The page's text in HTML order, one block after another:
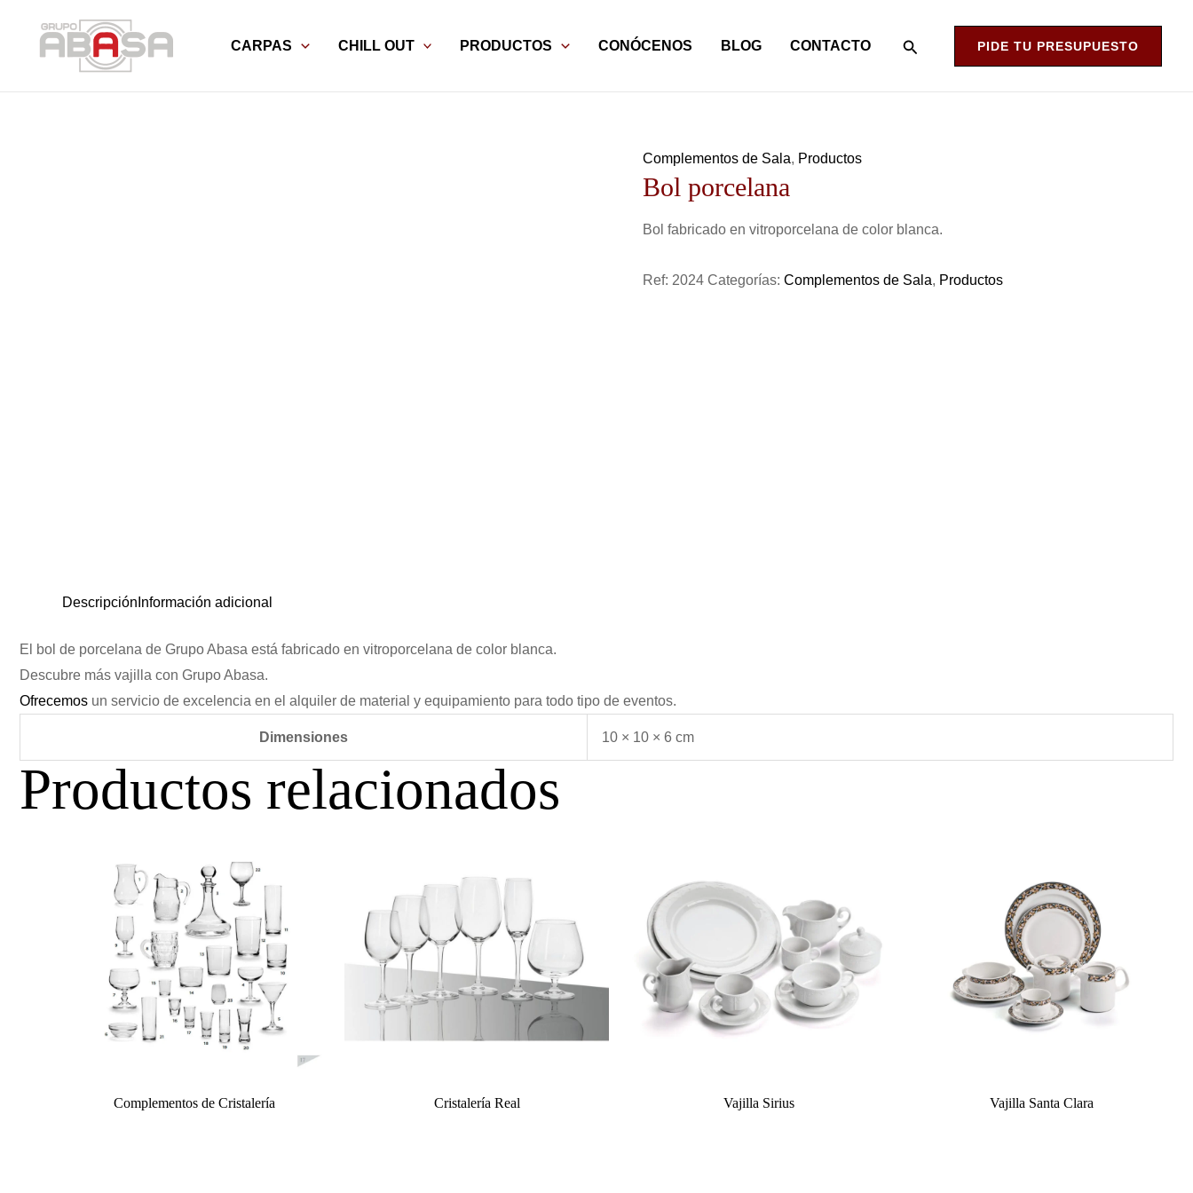
CARPAS CHILL OUT PRODUCTOS CONÓCENOS BLOG CONTACTO Buscar PIDE TU PRESUPUESTO
Complementos de Sala, Productos
Bol porcelana
Bol fabricado en vitroporcelana de color blanca.
Ref: 2024 Categorías: Complementos de Sala, Productos
Descripción Información adicional
El bol de porcelana de Grupo Abasa está fabricado en vitroporcelana de color blanca.
Descubre más vajilla con Grupo Abasa.
Ofrecemos un servicio de excelencia en el alquiler de material y equipamiento para todo tipo de eventos.
Dimensiones 10 × 10 × 6 cm
Productos relacionados
Complementos de Cristalería Cristalería Real Vajilla Sirius Vajilla Santa Clara